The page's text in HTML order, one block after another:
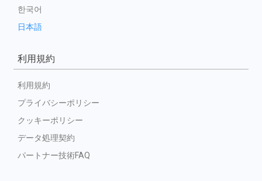
한국어
日本語
利用規約
利用規約
プライバシーポリシー
クッキーポリシー
データ処理契約
パートナー技術FAQ